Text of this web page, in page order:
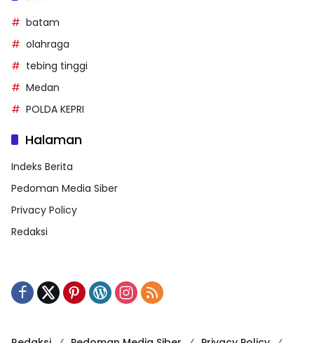
batam
olahraga
tebing tinggi
Medan
POLDA KEPRI
Halaman
Indeks Berita
Pedoman Media Siber
Privacy Policy
Redaksi